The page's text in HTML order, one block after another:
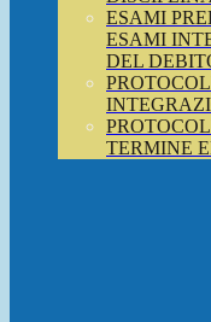
ESAMI
ESAMI
DEL
TERMINE